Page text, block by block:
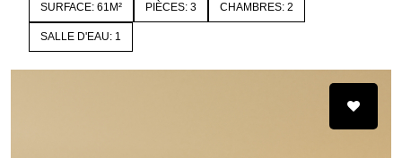
SURFACE: 61M² PIÈCES: 3 CHAMBRES: 2
SALLE D'EAU: 1